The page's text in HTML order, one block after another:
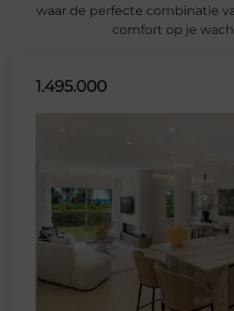
waar de perfecte combinatie
comfort op je
1.495.000